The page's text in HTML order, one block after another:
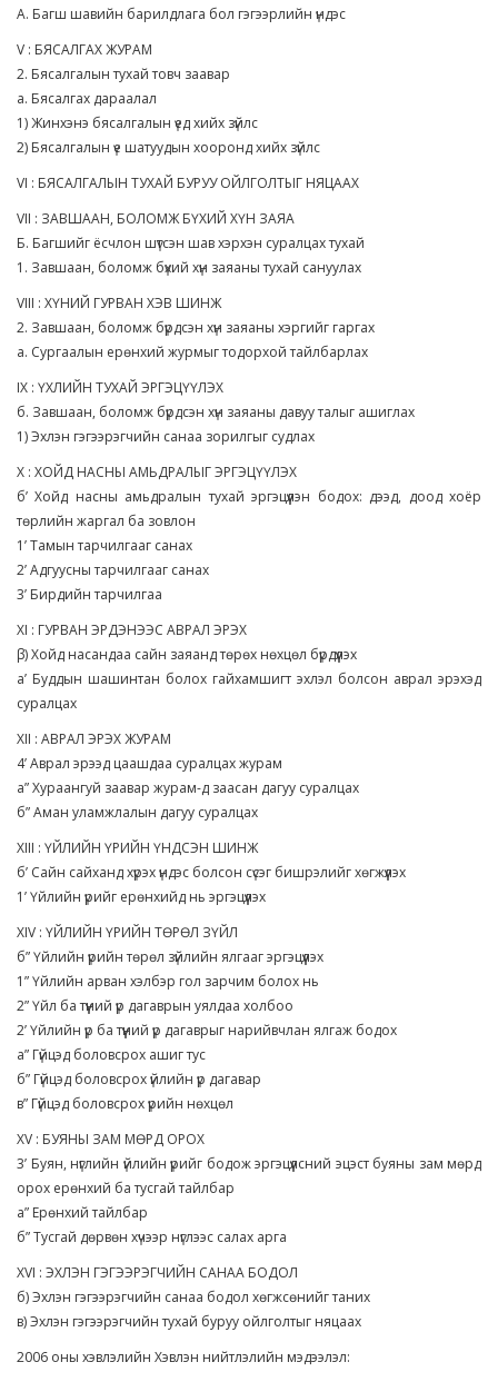
А. Багш шавийн барилдлага бол гэгээрлийн үндэс
V : БЯСАЛГАХ ЖУРАМ
2. Бясалгалын тухай товч заавар
а. Бясалгах дараалал
1) Жинхэнэ бясалгалын үед хийх зүйлс
2) Бясалгалын үе шатуудын хооронд хийх зүйлс
VI : БЯСАЛГАЛЫН ТУХАЙ БУРУУ ОЙЛГОЛТЫГ НЯЦААХ
VII : ЗАВШААН, БОЛОМЖ БҮХИЙ ХҮН ЗАЯА
Б. Багшийг ёсчлон шүтсэн шав хэрхэн суралцах тухай
1. Завшаан, боломж бүхий хүн заяаны тухай сануулах
VIII : ХҮНИЙ ГУРВАН ХЭВ ШИНЖ
2. Завшаан, боломж бүрдсэн хүн заяаны хэргийг гаргах
а. Сургаалын ерөнхий журмыг тодорхой тайлбарлах
IX : ҮХЛИЙН ТУХАЙ ЭРГЭЦҮҮЛЭХ
б. Завшаан, боломж бүрдсэн хүн заяаны давуу талыг ашиглах
1) Эхлэн гэгээрэгчийн санаа зорилгыг судлах
X : ХОЙД НАСНЫ АМЬДРАЛЫГ ЭРГЭЦҮҮЛЭХ
б’ Хойд насны амьдралын тухай эргэцүүлэн бодох: дээд, доод хоёр
төрлийн жаргал ба зовлон
1’ Тамын тарчилгааг санах
2’ Адгуусны тарчилгааг санах
3’ Бирдийн тарчилгаа
XI : ГУРВАН ЭРДЭНЭЭС АВРАЛ ЭРЭХ
β) Хойд насандаа сайн заяанд төрөх нөхцөл бүрдүүлэх
а’ Буддын шашинтан болох гайхамшигт эхлэл болсон аврал эрэхэд
суралцах
XII : АВРАЛ ЭРЭХ ЖУРАМ
4’ Аврал эрээд цаашдаа суралцах журам
а” Хураангуй заавар журам-д заасан дагуу суралцах
б” Аман уламжлалын дагуу суралцах
XIII : ҮЙЛИЙН ҮРИЙН ҮНДСЭН ШИНЖ
б’ Сайн сайханд хүрэх үндэс болсон сүсэг бишрэлийг хөгжүүлэх
1’ Үйлийн үрийг ерөнхийд нь эргэцүүлэх
XIV : ҮЙЛИЙН ҮРИЙН ТӨРӨЛ ЗҮЙЛ
б” Үйлийн үрийн төрөл зүйлийн ялгааг эргэцүүлэх
1” Үйлийн арван хэлбэр гол зарчим болох нь
2” Үйл ба түүний үр дагаврын уялдаа холбоо
2’ Үйлийн үр ба түүний үр дагаврыг нарийвчлан ялгаж бодох
а” Гүйцэд боловсрох ашиг тус
б” Гүйцэд боловсрох үйлийн үр дагавар
в” Гүйцэд боловсрох үрийн нөхцөл
XV : БУЯНЫ ЗАМ МӨРД ОРОХ
3’ Буян, нүглийн үйлийн үрийг бодож эргэцүүлсний эцэст буяны зам мөрд
орох ерөнхий ба тусгай тайлбар
а” Ерөнхий тайлбар
б” Тусгай дөрвөн хүчээр нүглээс салах арга
XVI : ЭХЛЭН ГЭГЭЭРЭГЧИЙН САНАА БОДОЛ
б) Эхлэн гэгээрэгчийн санаа бодол хөгжсөнийг таних
в) Эхлэн гэгээрэгчийн тухай буруу ойлголтыг няцаах
2006 оны хэвлэлийн Хэвлэн нийтлэлийн мэдээлэл: